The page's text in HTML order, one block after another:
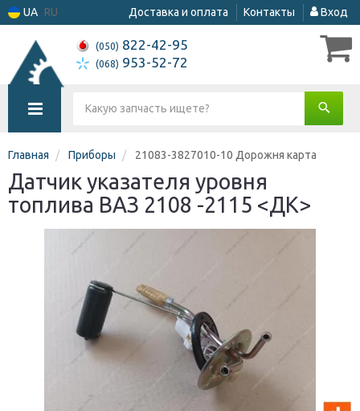
UA RU Доставка и оплата Контакты Вход
(050) 822-42-95
(068) 953-52-72
Главная Приборы 21083-3827010-10 Дорожня карта
Датчик указателя уровня
топлива ВАЗ 2108 -2115 <ДК>